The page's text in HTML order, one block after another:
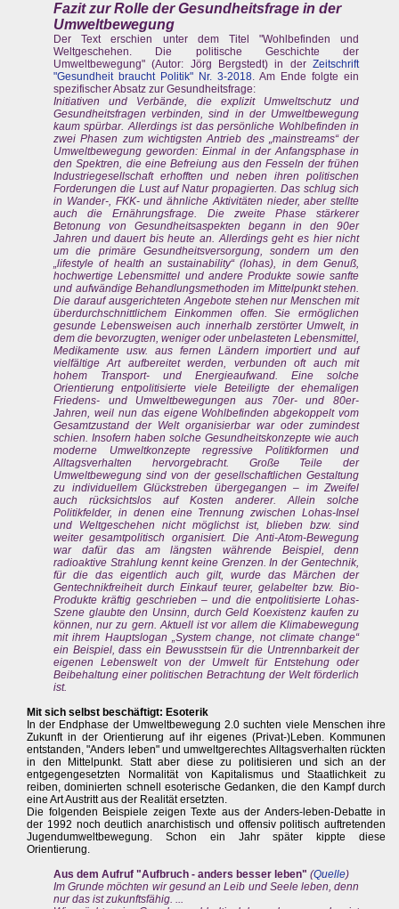
Fazit zur Rolle der Gesundheitsfrage in der
Umweltbewegung
Der Text erschien unter dem Titel "Wohlbefinden und
Weltgeschehen. Die politische Geschichte der
Umweltbewegung" (Autor: Jörg Bergstedt) in derZeitschrift
"Gesundheit braucht Politik" Nr. 3-2018. Am Ende folgte ein
spezifischer Absatz zur Gesundheitsfrage:
Initiativen und Verbände, die explizit Umweltschutz und
Gesundheitsfragen verbinden, sind in der Umweltbewegung
kaum spürbar. Allerdings ist das persönliche Wohlbefinden in
zwei Phasen zum wichtigsten Antrieb des „mainstreams“ der
Umweltbewegung geworden: Einmal in der Anfangsphase in
den Spektren, die eine Befreiung aus den Fesseln der frühen
Industriegesellschaft erhofften und neben ihren politischen
Forderungen die Lust auf Natur propagierten. Das schlug sich
in Wander-, FKK- und ähnliche Aktivitäten nieder, aber stellte
auch die Ernährungsfrage. Die zweite Phase stärkerer
Betonung von Gesundheitsaspekten begann in den 90er
Jahren und dauert bis heute an. Allerdings geht es hier nicht
um die primäre Gesundheitsversorgung, sondern um den
„lifestyle of health an sustainability“ (lohas), in dem Genuß,
hochwertige Lebensmittel und andere Produkte sowie sanfte
und aufwändige Behandlungsmethoden im Mittelpunkt stehen.
Die darauf ausgerichteten Angebote stehen nur Menschen mit
überdurchschnittlichem Einkommen offen. Sie ermöglichen
gesunde Lebensweisen auch innerhalb zerstörter Umwelt, in
dem die bevorzugten, weniger oder unbelasteten Lebensmittel,
Medikamente usw. aus fernen Ländern importiert und auf
vielfältige Art aufbereitet werden, verbunden oft auch mit
hohem Transport- und Energieaufwand. Eine solche
Orientierung entpolitisierte viele Beteiligte der ehemaligen
Friedens- und Umweltbewegungen aus 70er- und 80er-
Jahren, weil nun das eigene Wohlbefinden abgekoppelt vom
Gesamtzustand der Welt organisierbar war oder zumindest
schien. Insofern haben solche Gesundheitskonzepte wie auch
moderne Umweltkonzepte regressive Politikformen und
Alltagsverhalten hervorgebracht. Große Teile der
Umweltbewegung sind von der gesellschaftlichen Gestaltung
zu individuellem Glückstreben übergegangen – im Zweifel
auch rücksichtslos auf Kosten anderer. Allein solche
Politikfelder, in denen eine Trennung zwischen Lohas-Insel
und Weltgeschehen nicht möglichst ist, blieben bzw. sind
weiter gesamtpolitisch organisiert. Die Anti-Atom-Bewegung
war dafür das am längsten währende Beispiel, denn
radioaktive Strahlung kennt keine Grenzen. In der Gentechnik,
für die das eigentlich auch gilt, wurde das Märchen der
Gentechnikfreiheit durch Einkauf teurer, gelabelter bzw. Bio-
Produkte kräftig geschrieben – und die entpolitisierte Lohas-
Szene glaubte den Unsinn, durch Geld Koexistenz kaufen zu
können, nur zu gern. Aktuell ist vor allem die Klimabewegung
mit ihrem Hauptslogan „System change, not climate change“
ein Beispiel, dass ein Bewusstsein für die Untrennbarkeit der
eigenen Lebenswelt von der Umwelt für Entstehung oder
Beibehaltung einer politischen Betrachtung der Welt förderlich
ist.
Mit sich selbst beschäftigt: Esoterik
In der Endphase der Umweltbewegung 2.0 suchten viele Menschen ihre
Zukunft in der Orientierung auf ihr eigenes (Privat-)Leben. Kommunen
entstanden, "Anders leben" und umweltgerechtes Alltagsverhalten rückten
in den Mittelpunkt. Statt aber diese zu politisieren und sich an der
entgegengesetzten Normalität von Kapitalismus und Staatlichkeit zu
reiben, dominierten schnell esoterische Gedanken, die den Kampf durch
eine Art Austritt aus der Realität ersetzten.
Die folgenden Beispiele zeigen Texte aus der Anders-leben-Debatte in
der 1992 noch deutlich anarchistisch und offensiv politisch auftretenden
Jugendumweltbewegung. Schon ein Jahr später kippte diese
Orientierung.
Aus dem Aufruf "Aufbruch - anders besser leben" (Quelle)
Im Grunde möchten wir gesund an Leib und Seele leben, denn
nur das ist zukunftsfähig. ...